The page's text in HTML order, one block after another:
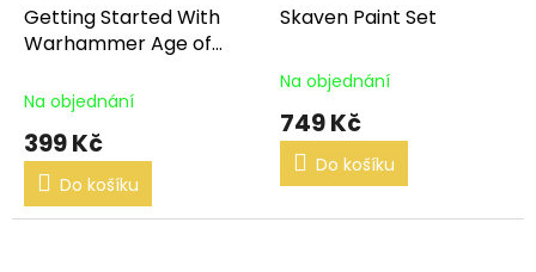
Getting Started With
Warhammer Age of
Na objednání
399 Kč
Do košíku
Skaven Paint Set
Průměrné
hodnocení
produktu
5,0
5
Na objednání
749 Kč
Do košíku